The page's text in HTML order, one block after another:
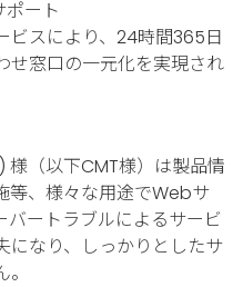
ポート
ビスにより、24時間365日
せ窓口の一元化を実現され
（以下CMT様）は製品情
等、様々な用途でWebサ
ートラブルによるサービ
になり、しっかりとしたサ